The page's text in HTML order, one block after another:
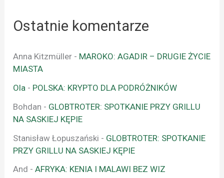
Ostatnie komentarze
Anna Kitzmüller - MAROKO: AGADIR – DRUGIE ŻYCIE
MIASTA
Ola - POLSKA: KRYPTO DLA PODRÓŻNIKÓW
Bohdan - GLOBTROTER: SPOTKANIE PRZY GRILLU
NA SASKIEJ KĘPIE
Stanisław Łopuszański - GLOBTROTER: SPOTKANIE
PRZY GRILLU NA SASKIEJ KĘPIE
And -AFRYKA: KENIA I MALAWI BEZ WIZ